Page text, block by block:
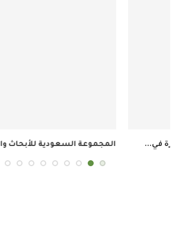
المجموعة السعودية للأبحاث والإعلام تحقق 34.8 مليون ريال...